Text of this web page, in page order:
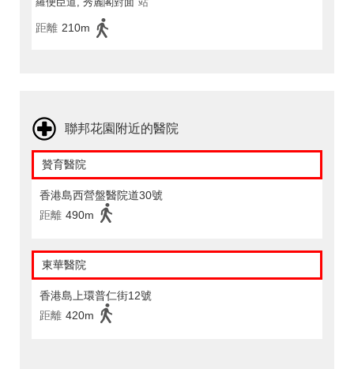
距離 210m
聯邦花園附近的醫院
贊育醫院
香港島西營盤醫院道30號
距離 490m
東華醫院
香港島上環普仁街12號
距離 420m